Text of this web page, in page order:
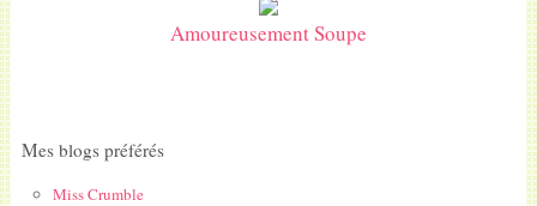
Amoureusement Soupe
Mes blogs préférés
Miss Crumble